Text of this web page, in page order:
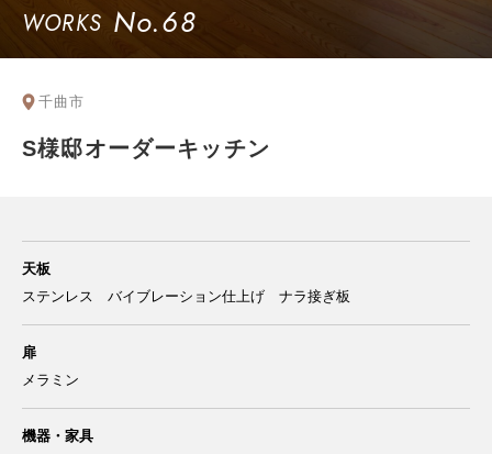
WORKS No.68
千曲市
S様邸オーダーキッチン
天板
ステンレス バイブレーション仕上げ ナラ接ぎ板
扉
メラミン
機器・家具